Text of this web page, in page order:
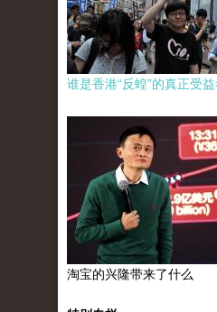
谁是香港“反蝗”的真正受益
淘宝的兴隆带来了什么